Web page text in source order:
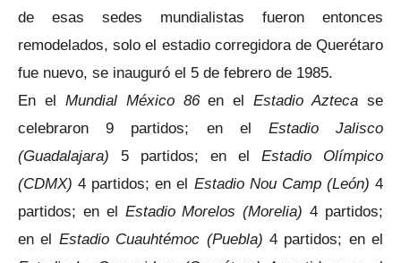
de esas sedes mundialistas fueron entonces
remodelados, solo el estadio corregidora de Querétaro
fue nuevo, se inauguró el 5 de febrero de 1985.
En el Mundial México 86en elEstadio Azteca se
celebraron 9 partidos; en el Estadio Jalisco
(Guadalajara) 5 partidos; en el Estadio Olímpico
(CDMX) 4 partidos; en el Estadio Nou Camp (León) 4
partidos; en el Estadio Morelos (Morelia) 4 partidos;
en el Estadio Cuauhtémoc (Puebla) 4 partidos; en el